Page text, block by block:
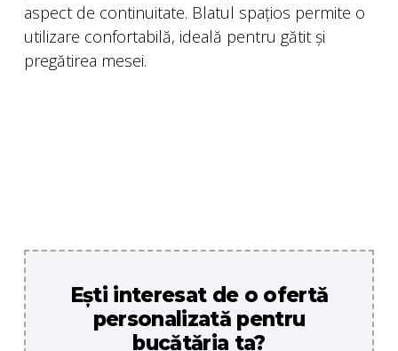
aspect de continuitate. Blatul spațios permite o
utilizare confortabilă, ideală pentru gătit și
pregătirea mesei.
Ești interesat de o ofertă
personalizată pentru
bucătăria ta?